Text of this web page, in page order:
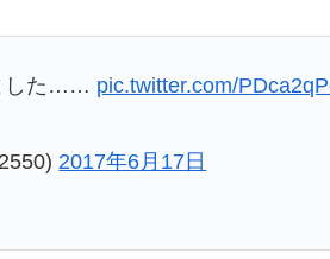
した…… pic.twitter.com/
2017年6月17日